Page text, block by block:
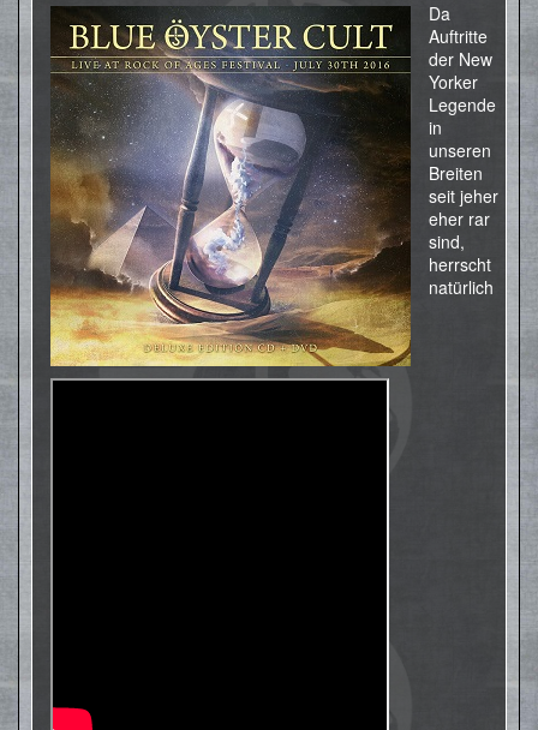
Da
Auftritte
der New
Yorker
Legende
in
unseren
Breiten
seit jeher
eher rar
sind,
herrscht
natürlich